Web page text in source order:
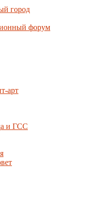
город
форум
арт
и ГСС